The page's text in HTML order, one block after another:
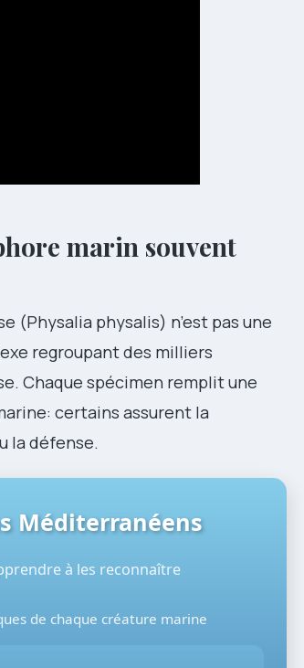
marin souvent
(Physalia physalis) n’est pas une
regroupant des milliers
Chaque spécimen remplit une
certains assurent la
la défense.
Méditerranéens
à les reconnaître
de chaque créature marine